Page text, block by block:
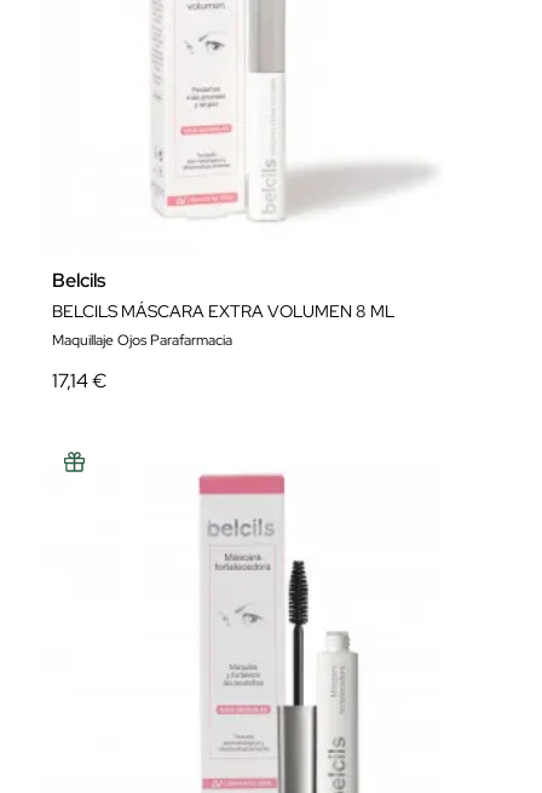
Belcils
BELCILS MÁSCARA EXTRA VOLUMEN 8 ML
Maquillaje Ojos Parafarmacia
17,14 €